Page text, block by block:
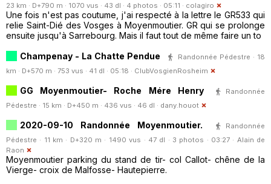
23 km · D+790 m · 1070 vus · 43 dl · 4 photos · 05:11 · colagiro
Une fois n'est pas coutume, j'ai respecté à la lettre le GR533 qui
relie Saint-Dié des Vosges à Moyenmoutier. GR qui se prolonge
ensuite jusqu'à Sarrebourg. Mais il faut tout de même faire un to
Champenay - La Chatte Pendue
Randonnée Pédestre · 18
km · D+570 m · 753 vus · 41 dl · 05:18 · ClubVosgienRosheim
GG Moyenmoutier- Roche Mére Henry
Randonnée
Pédestre · 15 km · D+450 m · 436 vus · 46 dl · dany.houot
2020-09-10 Randonnée Moyenmoutier.
Randonnée
Pédestre · 11 km · D+320 m · 1490 vus · 47 dl · 3 photos · 03:27 · Alain de
Raon
Moyenmoutier parking du stand de tir- col Callot- chêne de la
Vierge- croix de Malfosse- Hautepierre.